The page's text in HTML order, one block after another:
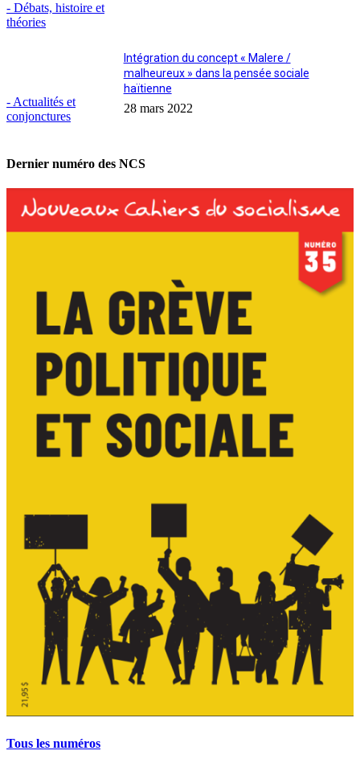
- Débats, histoire et
théories
- Actualités et
conjonctures
Intégration du concept « Malere /
malheureux » dans la pensée sociale
haïtienne
28 mars 2022
Dernier numéro des NCS
Tous les numéros